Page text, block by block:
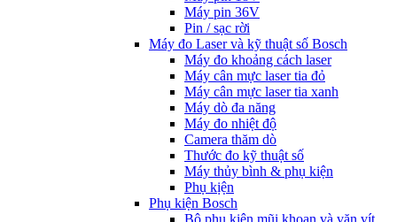
Máy pin 36V
Pin / sạc rời
Máy đo Laser và kỹ thuật số Bosch
Máy đo khoảng cách laser
Máy cân mực laser tia đỏ
Máy cân mực laser tia xanh
Máy dò đa năng
Máy đo nhiệt độ
Camera thăm dò
Thước đo kỹ thuật số
Máy thủy bình & phụ kiện
Phụ kịện
Phụ kiện Bosch
Bộ phụ kiện mũi khoan và vặn vít